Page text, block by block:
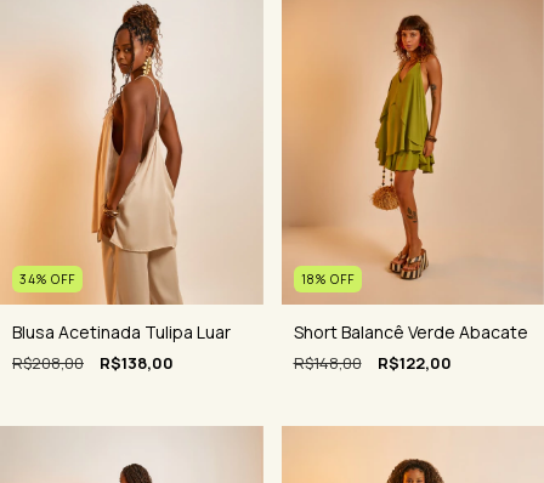
34% OFF
Blusa Acetinada Tulipa Luar
R$208,00 R$138,00
18% OFF
Short Balancê Verde Abacate
R$148,00 R$122,00